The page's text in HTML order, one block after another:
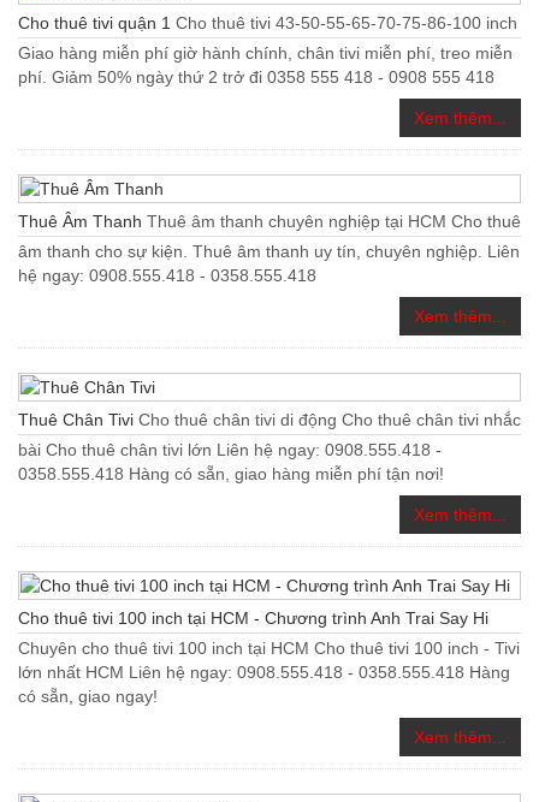
Cho thuê tivi quận 1 Cho thuê tivi 43-50-55-65-70-75-86-100 inch
Giao hàng miễn phí giờ hành chính, chân tivi miễn phí, treo miễn
phí. Giảm 50% ngày thứ 2 trở đi 0358 555 418 - 0908 555 418
Xem thêm...
Thuê Âm Thanh Thuê âm thanh chuyên nghiệp tại HCM Cho thuê
âm thanh cho sự kiện. Thuê âm thanh uy tín, chuyên nghiệp. Liên
hệ ngay: 0908.555.418 - 0358.555.418
Xem thêm...
Thuê Chân Tivi Cho thuê chân tivi di động Cho thuê chân tivi nhắc
bài Cho thuê chân tivi lớn Liên hệ ngay: 0908.555.418 -
0358.555.418 Hàng có sẵn, giao hàng miễn phí tận nơi!
Xem thêm...
Cho thuê tivi 100 inch tại HCM - Chương trình Anh Trai Say Hi
Chuyên cho thuê tivi 100 inch tại HCM Cho thuê tivi 100 inch - Tivi
lớn nhất HCM Liên hệ ngay: 0908.555.418 - 0358.555.418 Hàng
có sẵn, giao ngay!
Xem thêm...